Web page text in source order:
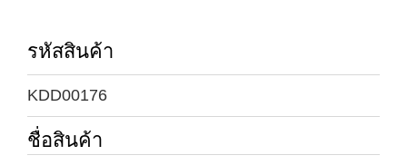
รหัสสินค้า
KDD00176
ชื่อสินค้า